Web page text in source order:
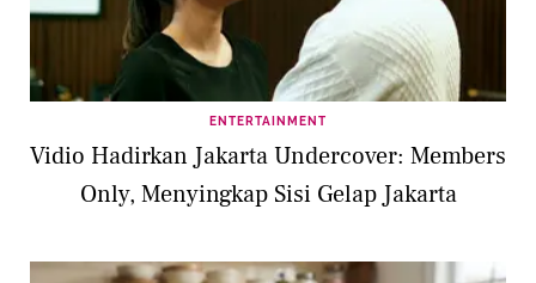
ENTERTAINMENT
Vidio Hadirkan Jakarta Undercover: Members
Only, Menyingkap Sisi Gelap Jakarta